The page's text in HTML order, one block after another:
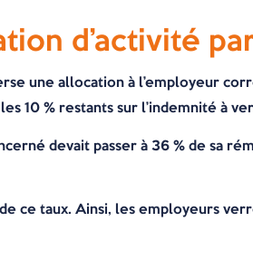
d’activité
une allocation à l’employeur
10 % restants sur l’indemnité à
devait passer à 36 % de sa
ce taux. Ainsi, les employeurs